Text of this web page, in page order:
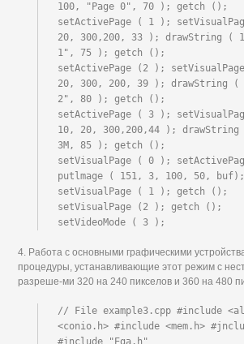
100, "Page 0", 70 ); getch ();
setActivePage ( 1 );
20, 300,200, 33 ); drawString (
1", 75 ); getch ();
setActivePage (2 );
20, 300, 200, 39 ); drawString (
2", 80 ); getch ();
setActivePage ( 3 );
10, 20, 300,200,44 ); drawString
3M, 85 ); getch ();
setVisualPage ( 0 );
putlmage ( 151, 3, 100, 50,
setVisualPage ( 1 ); getch ();
setVisualPage (2 ); getch ();
setVideoMode ( 3 );
4. Работа с основными графическими
процедуры, устанавливающие этот режим с
разреше-ми 320 на 240 пикселов и 360 на 480
// File example3.cpp #include
<conio.h> #include <mem.h>
#include "Ega.h"